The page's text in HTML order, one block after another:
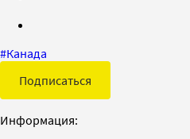
#Канада
Подписаться
Информация: